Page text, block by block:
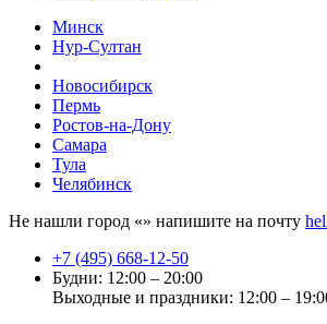
Минск
Нур-Султан
Новосибирск
Пермь
Ростов-на-Дону
Самара
Тула
Челябинск
Не нашли город «» напишите на почту
+7 (495) 668-12-50
Будни: 12:00 – 20:00
Выходные и праздники: 12:00 –